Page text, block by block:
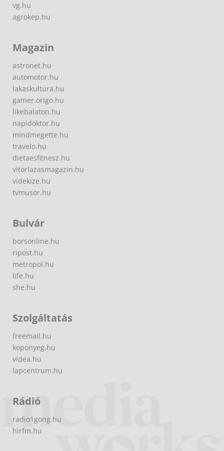
vg.hu
agrokep.hu
Magazin
astronet.hu
automotor.hu
lakaskultura.hu
gamer.origo.hu
likebalaton.hu
napidoktor.hu
mindmegette.hu
travelo.hu
dietaesfitnesz.hu
vitorlazasmagazin.hu
videkize.hu
tvmusor.hu
Bulvár
borsonline.hu
ripost.hu
metropol.hu
life.hu
she.hu
Szolgáltatás
freemail.hu
koponyeg.hu
videa.hu
lapcentrum.hu
Rádió
radio1gong.hu
hirfm.hu